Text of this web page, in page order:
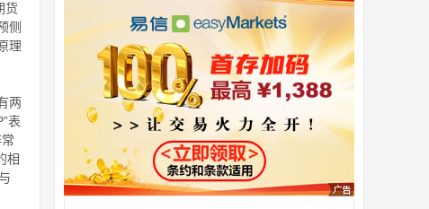
货
侧
理
两
表
相